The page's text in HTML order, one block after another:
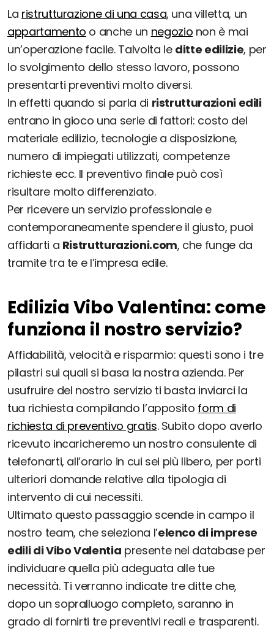
La ristrutturazione di una casa, una villetta, un
appartamento o anche un negozio non è mai
un’operazione facile. Talvolta le ditte edilizie, per
lo svolgimento dello stesso lavoro, possono
presentarti preventivi molto diversi.
In effetti quando si parla di ristrutturazioni edili
entrano in gioco una serie di fattori: costo del
materiale edilizio, tecnologie a disposizione,
numero di impiegati utilizzati, competenze
richieste ecc. Il preventivo finale può così
risultare molto differenziato.
Per ricevere un servizio professionale e
contemporaneamente spendere il giusto, puoi
affidarti a Ristrutturazioni.com, che funge da
tramite tra te e l’impresa edile.
Edilizia Vibo Valentina: come
funziona il nostro servizio?
Affidabilità, velocità e risparmio: questi sono i tre
pilastri sui quali si basa la nostra azienda. Per
usufruire del nostro servizio ti basta inviarci la
tua richiesta compilando l’apposito form di
richiesta di preventivo gratis. Subito dopo averlo
ricevuto incaricheremo un nostro consulente di
telefonarti, all’orario in cui sei più libero, per porti
ulteriori domande relative alla tipologia di
intervento di cui necessiti.
Ultimato questo passaggio scende in campo il
nostro team, che seleziona l’elenco di imprese
edili di Vibo Valentia presente nel database per
individuare quella più adeguata alle tue
necessità. Ti verranno indicate tre ditte che,
dopo un sopralluogo completo, saranno in
grado di fornirti tre preventivi reali e trasparenti.